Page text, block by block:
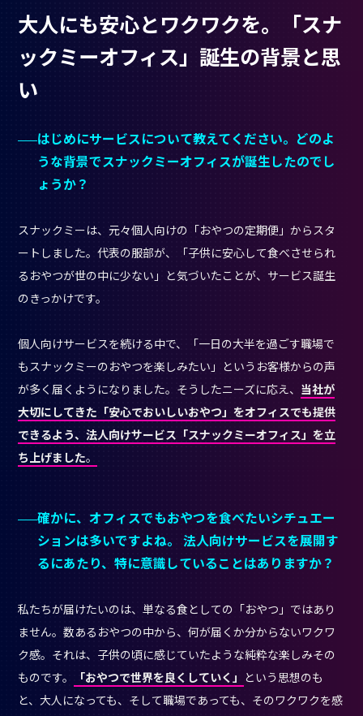
​​大人にも安心とワクワクを。「スナ
ックミーオフィス」誕生の背景と思
い
はじめにサービスについて教えてください。どのよ
うな背景でスナックミーオフィスが誕生したのでし
ょうか？
スナックミーは、元々個人向けの「おやつの定期便」からスタ
ートしました。代表の服部が、「子供に安心して食べさせられ
るおやつが世の中に少ない」と気づいたことが、サービス誕生
のきっかけです。
個人向けサービスを続ける中で、「一日の大半を過ごす職場で
もスナックミーのおやつを楽しみたい」というお客様からの声
が多く届くようになりました。そうしたニーズに応え、 当社が
大切にしてきた「安心でおいしいおやつ」をオフィスでも提供
できるよう、法人向けサービス「スナックミーオフィス」を立
ち上げました。
確かに、オフィスでもおやつを食べたいシチュエー
ションは多いですよね。 法人向けサービスを展開す
るにあたり、特に意識していることはありますか？
私たちが届けたいのは、単なる食としての「おやつ」ではあり
ません。数あるおやつの中から、何が届くか分からないワクワ
ク感。それは、子供の頃に感じていたような純粋な楽しみその
ものです。
「おやつで世界を良くしていく」 という思想のも
と、大人になっても、そして職場であっても、そのワクワクを感